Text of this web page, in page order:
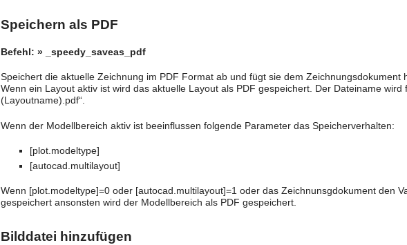
Speichern als PDF
Befehl: » _speedy_saveas_pdf
Speichert die aktuelle Zeichnung im PDF Format ab und fügt sie dem Zeichnungsdokument
Wenn ein Layout aktiv ist wird das aktuelle Layout als PDF gespeichert. Der Dateiname
(Layoutname).pdf“.
Wenn der Modellbereich aktiv ist beeinflussen folgende Parameter das Speicherverhalten:
[plot.modeltype]
[autocad.multilayout]
Wenn [plot.modeltype]=0 oder [autocad.multilayout]=1 oder das Zeichnunsgdokument den
gespeichert ansonsten wird der Modellbereich als PDF gespeichert.
Bilddatei hinzufügen